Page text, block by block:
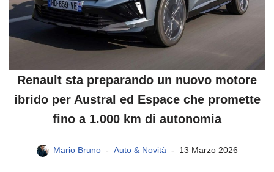
Renault sta preparando un nuovo motore
ibrido per Austral ed Espace che promette
fino a 1.000 km di autonomia
Mario Bruno Auto & Novità 13 Marzo 2026